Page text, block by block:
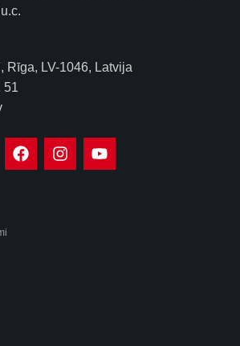
Rīga, LV-1046, Latvija
51